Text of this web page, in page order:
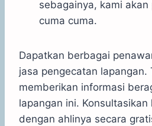
sebagainya, kami
cuma cuma.
Dapatkan berbagai
jasa pengecatan lapangan.
memberikan informasi
lapangan ini.
dengan ahlinya secara